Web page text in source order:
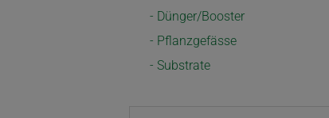
- Dünger/Booster
- Pflanzgefässe
- Substrate